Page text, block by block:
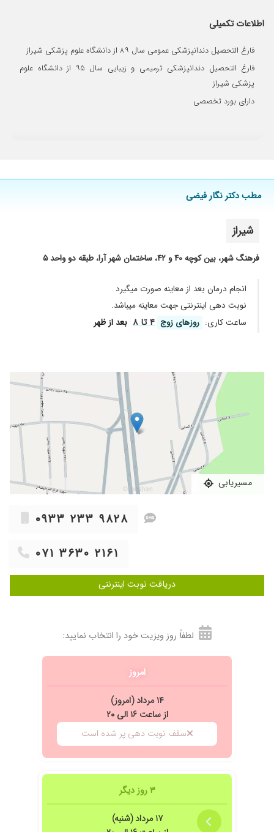
ترمیم بسیار خوبی انجام دادند
بسیار باتجربه و حرفه ای
اطلاعات تکمیلی
فارغ التحصیل دندانپزشکی عمومی سال ۸۹ از دانشگاه علوم پزشکی شیراز
فارغ التحصیل دندانپزشکی ترمیمی و زیبایی سال ۹۵ از دانشگاه علوم
پزشکی شیراز
دارای بورد تخصصی
مطب دکتر نگار فیضی
شیراز
فرهنگ شهر، بین کوچه ۴۰ و ۴۲، ساختمان شهر آرا، طبقه دو واحد ۵
انجام درمان بعد از معاینه صورت میگیرد
نوبت دهی اینترنتی جهت معاینه میباشد.
ساعت کاری: روز‌های زوج ۴ تا ۸ بعد از ظهر
مسیریابی
۰۹۳۳ ۲۳۳ ۹۸۲۸
۰۷۱ ۳۶۳۰ ۲۱۶۱
دریافت نوبت اینترنتی
لطفاً روز ویزیت خود را انتخاب نمایید:
امروز
۱۴ مرداد (امروز)
از ساعت ۱۶ الی ۲۰
سقف نوبت دهی پر شده است
۳ روز دیگر
۱۷ مرداد (شنبه)